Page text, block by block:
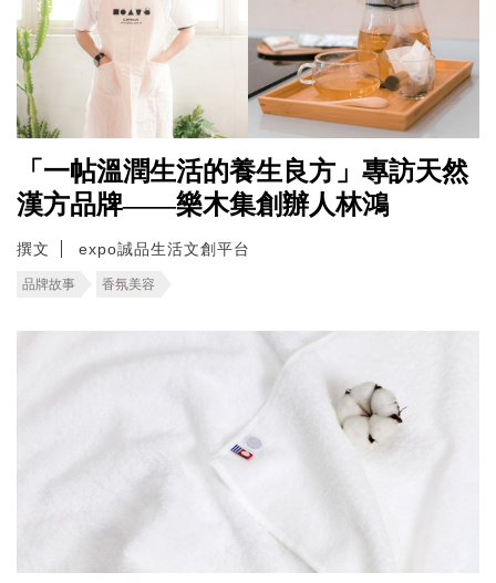
「一帖溫潤生活的養生良方」專訪天然
漢方品牌——樂木集創辦人林鴻
撰文 expo誠品生活文創平台
品牌故事 香氛美容